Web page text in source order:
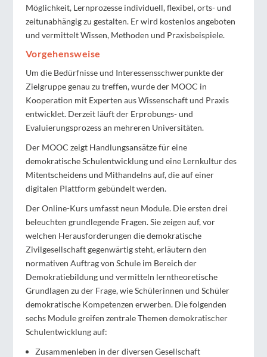
Möglichkeit, Lernprozesse individuell, flexibel, orts- und
zeitunabhängig zu gestalten. Er wird kostenlos angeboten
und vermittelt Wissen, Methoden und Praxisbeispiele.
Vorgehensweise
Um die Bedürfnisse und Interessensschwerpunkte der
Zielgruppe genau zu treffen, wurde der MOOC in
Kooperation mit Experten aus Wissenschaft und Praxis
entwicklet. Derzeit läuft der Erprobungs- und
Evaluierungsprozess an mehreren Universitäten.
Der MOOC zeigt Handlungsansätze für eine
demokratische Schulentwicklung und eine Lernkultur des
Mitentscheidens und Mithandelns auf, die auf einer
digitalen Plattform gebündelt werden.
Der Online-Kurs umfasst neun Module. Die ersten drei
beleuchten grundlegende Fragen. Sie zeigen auf, vor
welchen Herausforderungen die demokratische
Zivilgesellschaft gegenwärtig steht, erläutern den
normativen Auftrag von Schule im Bereich der
Demokratiebildung und vermitteln lerntheoretische
Grundlagen zu der Frage, wie Schülerinnen und Schüler
demokratische Kompetenzen erwerben. Die folgenden
sechs Module greifen zentrale Themen demokratischer
Schulentwicklung auf:
Zusammenleben in der diversen Gesellschaft